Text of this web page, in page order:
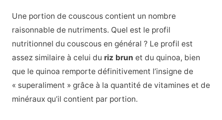
Une portion de couscous contient un nombre
raisonnable de nutriments. Quel est le profil
nutritionnel du couscous en général ? Le profil est
assez similaire à celui du riz brun et du quinoa, bien
que le quinoa remporte définitivement l’insigne de
« superaliment » grâce à la quantité de vitamines et de
minéraux qu’il contient par portion.